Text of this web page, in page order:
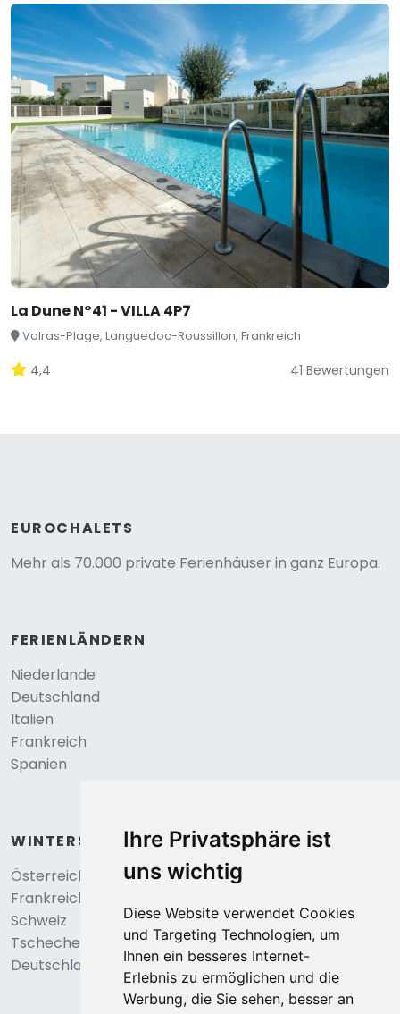
Ihre Privatsphäre ist
uns wichtig
Diese Website verwendet Cookies
und Targeting Technologien, um
Ihnen ein besseres Internet-
Erlebnis zu ermöglichen und die
Werbung, die Sie sehen, besser an
La Dune N°41 - VILLA 4P7
Valras-Plage, Languedoc-Roussillon, Frankreich
4,4 41 Bewertungen
EUROCHALETS
Mehr als 70.000 private Ferienhäuser in ganz Europa.
FERIENLÄNDERN
Niederlande
Deutschland
Italien
Frankreich
Spanien
WINTERSPORT
Österreich
Frankreich
Schweiz
Tschechei
Deutschland